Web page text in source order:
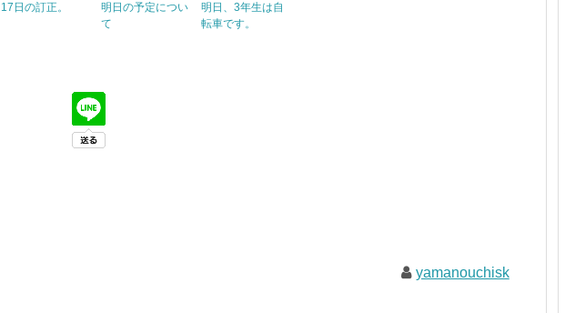
17日の訂正。
明日の予定につい
て
明日、3年生は自
転車です。
yamanouchisk